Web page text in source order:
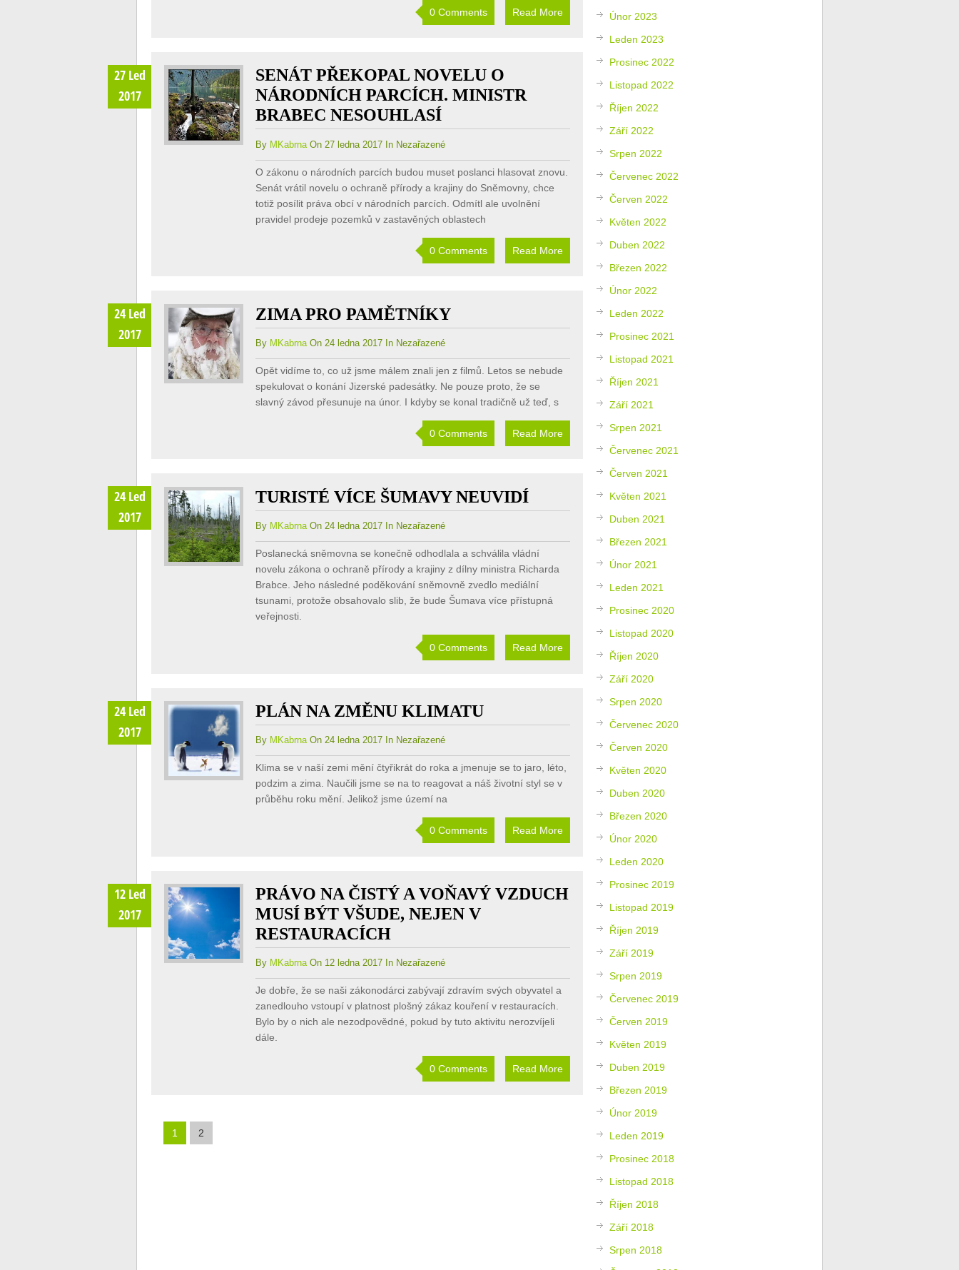
0 Comments Read More
27 Led
2017
SENÁT PŘEKOPAL NOVELU O
NÁRODNÍCH PARCÍCH. MINISTR
BRABEC NESOUHLASÍ
By MKabrna On 27 ledna 2017 In Nezařazené
O zákonu o národních parcích budou muset poslanci hlasovat znovu.
Senát vrátil novelu o ochraně přírody a krajiny do Sněmovny, chce
totiž posílit práva obcí v národních parcích. Odmítl ale uvolnění
pravidel prodeje pozemků v zastavěných oblastech
0 Comments Read More
24 Led
2017
ZIMA PRO PAMĚTNÍKY
By MKabrna On 24 ledna 2017 In Nezařazené
Opět vidíme to, co už jsme málem znali jen z filmů. Letos se nebude
spekulovat o konání Jizerské padesátky. Ne pouze proto, že se
slavný závod přesunuje na únor. I kdyby se konal tradičně už teď, s
0 Comments Read More
24 Led
2017
TURISTÉ VÍCE ŠUMAVY NEUVIDÍ
By MKabrna On 24 ledna 2017 In Nezařazené
Poslanecká sněmovna se konečně odhodlala a schválila vládní
novelu zákona o ochraně přírody a krajiny z dílny ministra Richarda
Brabce. Jeho následné poděkování sněmovně zvedlo mediální
tsunami, protože obsahovalo slib, že bude Šumava více přístupná
veřejnosti.
0 Comments Read More
24 Led
2017
PLÁN NA ZMĚNU KLIMATU
By MKabrnaOn 24 ledna 2017 In Nezařazené
Klima se v naší zemi mění čtyřikrát do roka a jmenuje se to jaro, léto,
podzim a zima. Naučili jsme se na to reagovat a náš životní styl se v
průběhu roku mění. Jelikož jsme území na
0 Comments Read More
12 Led
2017
PRÁVO NA ČISTÝ A VOŇAVÝ VZDUCH
MUSÍ BÝT VŠUDE, NEJEN V
RESTAURACÍCH
By MKabrnaOn 12 ledna 2017 In Nezařazené
Je dobře, že se naši zákonodárci zabývají zdravím svých obyvatel a
zanedlouho vstoupí v platnost plošný zákaz kouření v restauracích.
Bylo by o nich ale nezodpovědné, pokud by tuto aktivitu nerozvíjeli
dále.
0 Comments Read More
1 2
Únor 2023
Leden 2023
Prosinec 2022
Listopad 2022
Říjen 2022
Září 2022
Srpen 2022
Červenec 2022
Červen 2022
Květen 2022
Duben 2022
Březen 2022
Únor 2022
Leden 2022
Prosinec 2021
Listopad 2021
Říjen 2021
Září 2021
Srpen 2021
Červenec 2021
Červen 2021
Květen 2021
Duben 2021
Březen 2021
Únor 2021
Leden 2021
Prosinec 2020
Listopad 2020
Říjen 2020
Září 2020
Srpen 2020
Červenec 2020
Červen 2020
Květen 2020
Duben 2020
Březen 2020
Únor 2020
Leden 2020
Prosinec 2019
Listopad 2019
Říjen 2019
Září 2019
Srpen 2019
Červenec 2019
Červen 2019
Květen 2019
Duben 2019
Březen 2019
Únor 2019
Leden 2019
Prosinec 2018
Listopad 2018
Říjen 2018
Září 2018
Srpen 2018